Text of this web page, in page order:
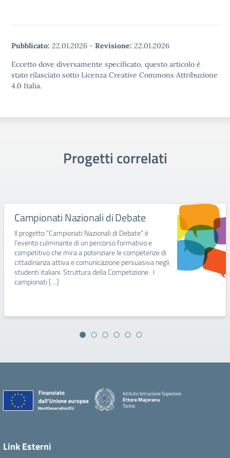
Pubblicato: 22.01.2026 - Revisione: 22.01.2026
Eccetto dove diversamente specificato, questo articolo è
stato rilasciato sotto Licenza Creative Commons Attribuzione
4.0 Italia.
Progetti correlati
Campionati Nazionali di Debate
Il progetto “Campionati Nazionali di Debate” è
l’evento culminante di un percorso formativo e
competitivo che mira a potenziare le competenze di
cittadinanza attiva e comunicazione persuasiva negli
studenti italiani. Struttura della Competizione I
campionati […]
Istituto Istruzione Superiore
Ettore Majorana
Torino
Link Esterni